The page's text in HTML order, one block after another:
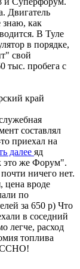
Двигатель
знаю, как
В Туле
в порядке,
свой
тыс. пробега с
край
составлял
приехал на
далее яд
это же Форум".
ничего нет.
цена вроде
по
за 650 р) Что
в соседний
легче, расход
топлива